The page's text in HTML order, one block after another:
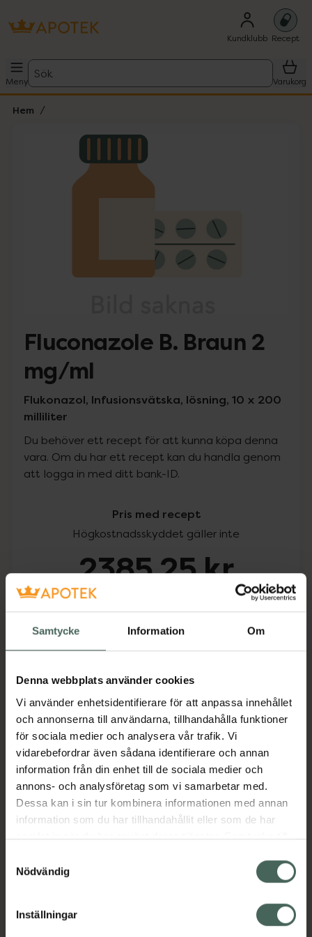
Samtycke Information Om
Denna webbplats använder cookies
Vi använder enhetsidentifierare för att anpassa innehållet
och annonserna till användarna, tillhandahålla funktioner
för sociala medier och analysera vår trafik. Vi
vidarebefordrar även sådana identifierare och annan
information från din enhet till de sociala medier och
annons- och analysföretag som vi samarbetar med.
Dessa kan i sin tur kombinera informationen med annan
information som du har tillhandahållit eller som de har
samlat in när du har använt deras tjänster. Samtycke till
återkalla ditt samtycke via webbplatsens
cookieinställningar. Ett återkallat samtycke påverkar inte
lagligheten av behandling som skett innan återkallelsen.
Nödvändig
Inställningar
Kundklubb Recept
Meny
Sök
Varukorg
Hem
Lista: . Innehåller 1 objekt.
Fluconazole B. Braun 2
mg/ml
Flukonazol, Infusionsvätska, lösning, 10 x 200
milliliter
Du behöver ett recept för att kunna köpa denna
vara. Om du har ett recept kan du handla genom
att logga in med ditt bank-ID.
Pris med recept
Högkostnadsskyddet gäller inte
2385,25 kr
Köp via ditt recept
Aktuella erbjudanden
Beskrivning Dölj
Läs alltid bipacksedeln innan
användning.
EAN:07046260824768
Bipacksedel från FASS Visa